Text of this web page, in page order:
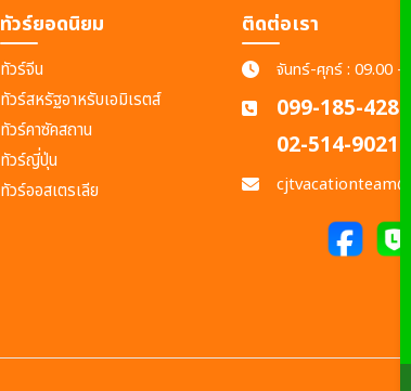
ทัวร์ยอดนิยม
ทัวร์จีน
ทัวร์สหรัฐอาหรับเอมิเรตส์
ทัวร์คาซัคสถาน
ทัวร์ญี่ปุ่น
ทัวร์ออสเตรเลีย
ติดต่อเรา
จันทร์-ศุกร์ : 09.00 -
099-185-4288
02-514-9021